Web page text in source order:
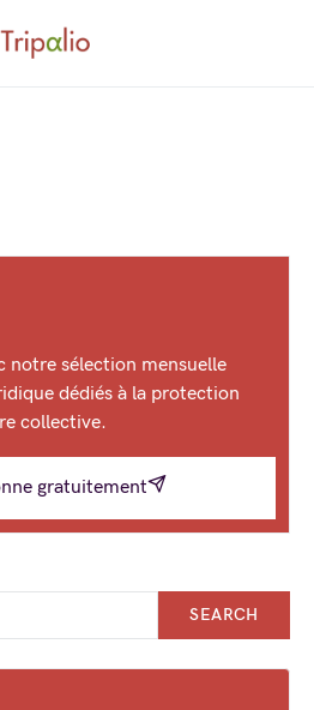
notre sélection mensuelle
dédiés à la protection
collective.
gratuitement
SEARCH